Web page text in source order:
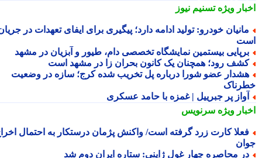
ویژهتسنیم نیوز
خودرو: تولید ادامه دارد؛ پیگیری برای ایفای تعهدات در جریان
بیستمین نمایشگاه تخصصی دام، طیور و آبزیان در مشهد
رود؛ همچنان یک کانون بحران زا در مشهد است
عضو شورا درباره پل تخریب شده کرج؛ سازه در وضعیت
پر جبرییل | غمزه با حامد عسکری
ویژهسرنویس
کارت زرد گرفته است/ واکنش پژمان درستکار به احتمال اخراج
محاصره چهار غول ژاپنی: ستاره ایران دوم شد